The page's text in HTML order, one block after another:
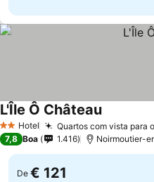
2 Estrelas
Hotel Quartos com vista para
L'Île Ô Château
7,8 Boa 1.416 Noirmoutier-
De € 121